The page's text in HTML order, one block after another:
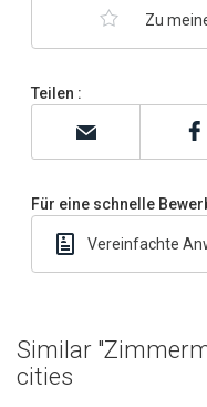
Zu
Teilen :
Für eine schnelle
Vereinfachte
Haben
Similar
cities